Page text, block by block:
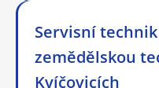
Servisní
zemědělskou
Kvíčovicích